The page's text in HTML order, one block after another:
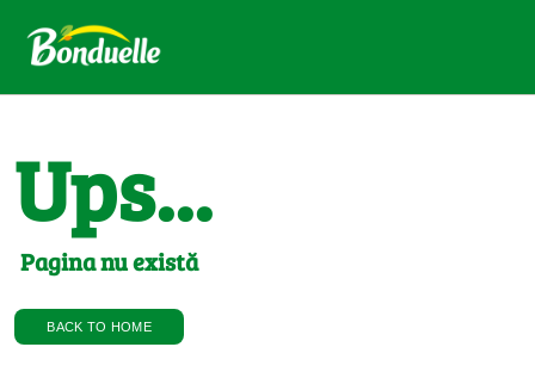
Ups...
Pagina nu există
BACK TO HOME